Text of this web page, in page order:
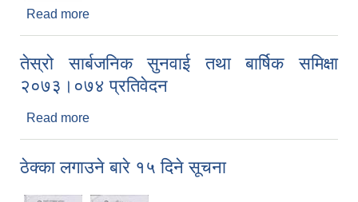
Read more
तेस्रो सार्बजनिक सुनवाई तथा बार्षिक समिक्षा
२०७३।०७४ प्रतिवेदन
Read more
ठेक्का लगाउने बारे १५ दिने सूचना